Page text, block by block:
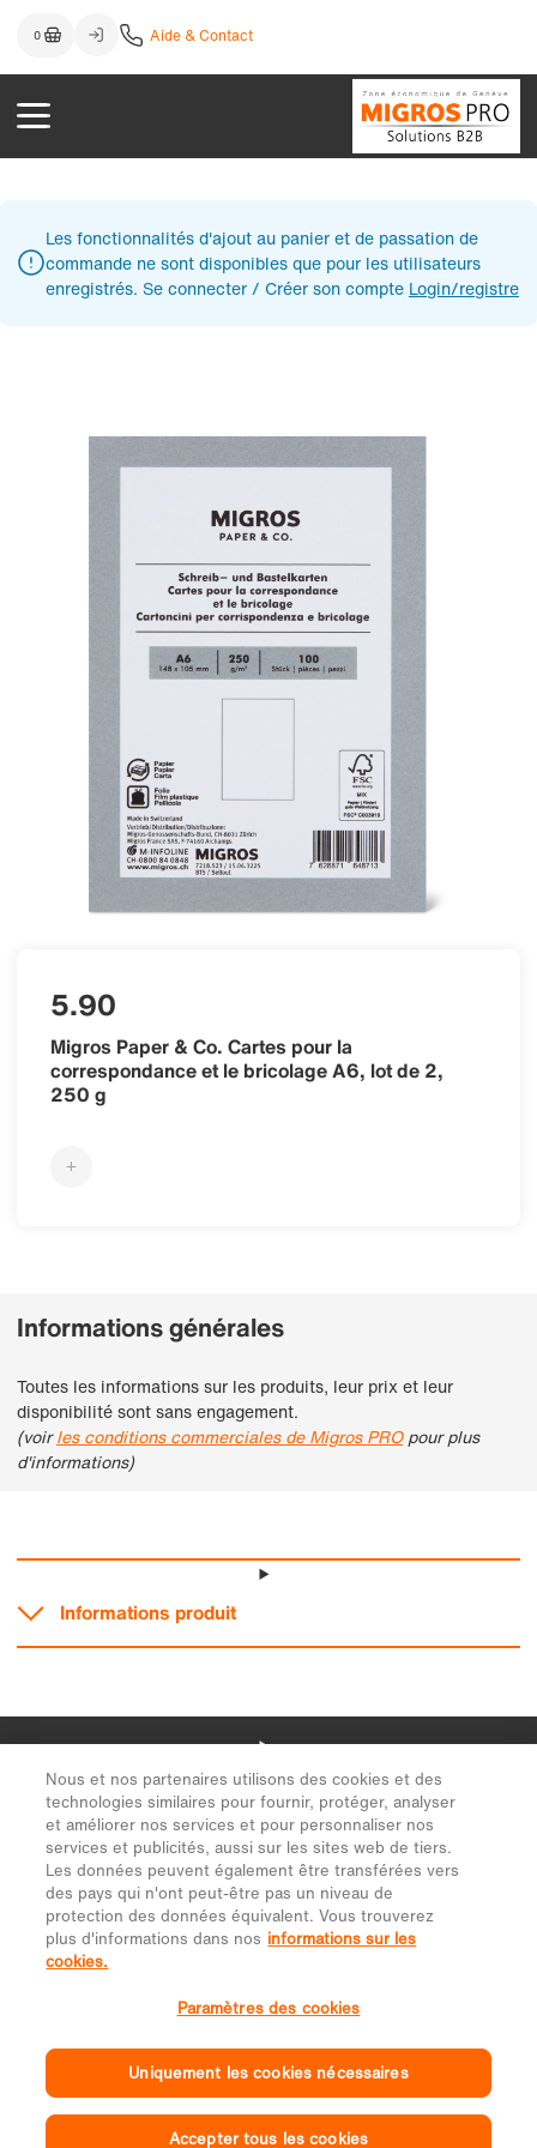
Nous et nos partenaires utilisons des cookies et des
technologies similaires pour fournir, protéger, analyser
et améliorer nos services et pour personnaliser nos
services et publicités, aussi sur les sites web de tiers.
Les données peuvent également être transférées vers
des pays qui n'ont peut-être pas un niveau de
protection des données équivalent. Vous trouverez
plus d'informations dans nos informations sur les
cookies.
Paramètres des cookies
Uniquement les cookies nécessaires
Accepter tous les cookies